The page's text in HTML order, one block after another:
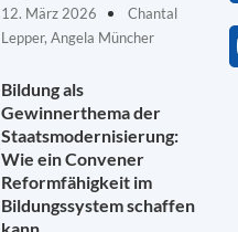
12. März 2026
Chantal
Lepper, Angela Müncher
Bildung als
Gewinnerthema der
Staatsmodernisierung:
Wie ein Convener
Reformfähigkeit im
Bildungssystem schaffen